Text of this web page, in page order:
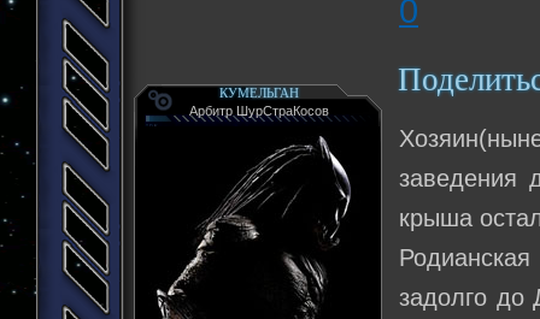
0
КУМЕЛЬГАН
Арбитр ШурСтраКосов
заведения
крыша
задолго до